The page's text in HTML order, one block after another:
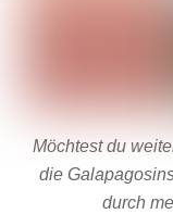
Möchtest du
die
durch